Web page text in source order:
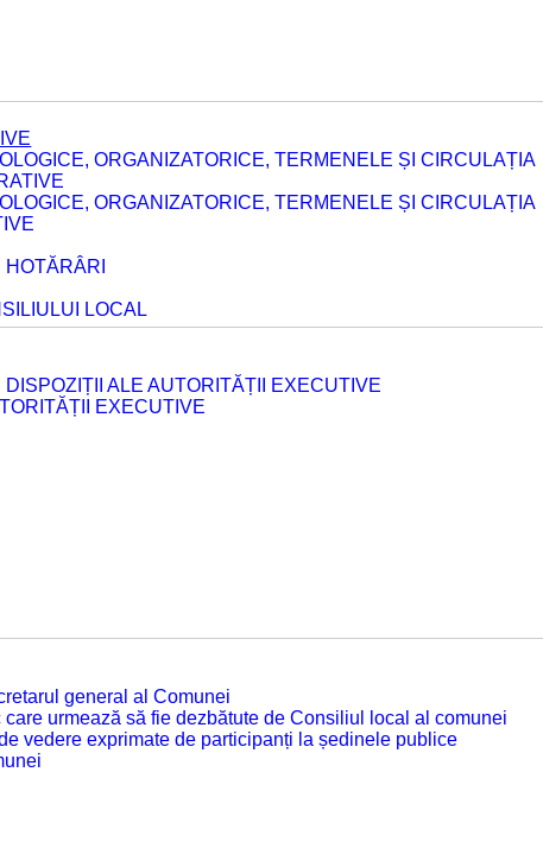
ORGANIZATORICE, TERMENELE ȘI CIRCULAȚIA
ORGANIZATORICE, TERMENELE ȘI CIRCULAȚIA
LOCAL
ALE AUTORITĂȚII EXECUTIVE
EXECUTIVE
general al Comunei
urmează să fie dezbătute de Consiliul local al comunei
vedere exprimate de participanți la ședinele publice